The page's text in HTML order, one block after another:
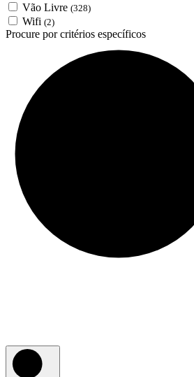
Vão Livre (328)
Wifi (2)
Procure por critérios específicos